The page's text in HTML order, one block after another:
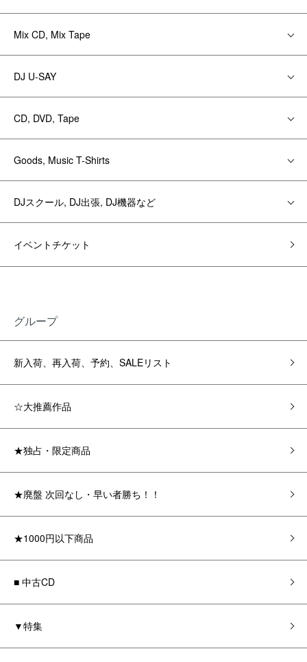
Mix CD, Mix Tape
DJ U-SAY
CD, DVD, Tape
Goods, Music T-Shirts
DJスクール, DJ出張, DJ機器など
イベントチケット
グループ
新入荷、再入荷、予約、SALEリスト
☆大推薦作品
★独占・限定商品
★廃盤 次回なし・早い者勝ち！！
★1000円以下商品
■ 中古CD
▼特集